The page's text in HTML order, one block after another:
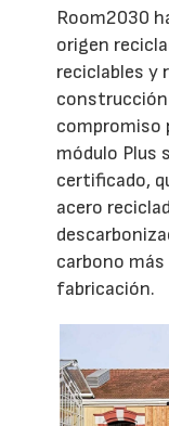
Room2030
origen
reciclables y
construcción
compromiso
módulo Plus
certificado,
acero
carbono más
fabricación.